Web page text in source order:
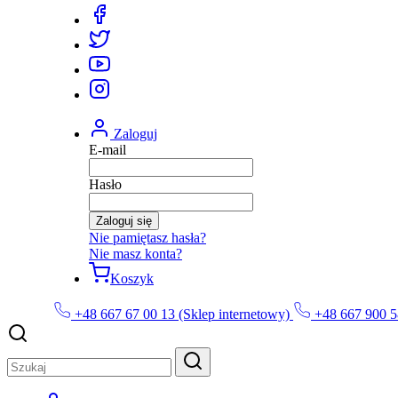
Zaloguj
E-mail
Hasło
Zaloguj się
Nie pamiętasz hasła?
Nie masz konta?
Koszyk
+48 667 67 00 13 (Sklep internetowy) +48 667 900